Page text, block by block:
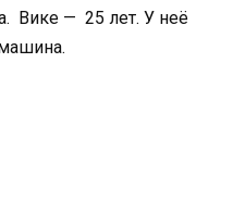
Вике — 25 лет. У неё